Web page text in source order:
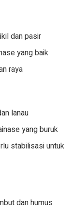
dan pasir
yang baik
raya
lanau
yang buruk
stabilisasi untuk
dan humus